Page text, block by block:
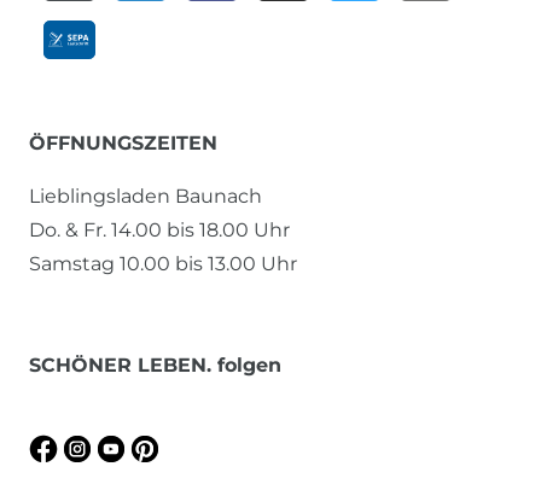
ÖFFNUNGSZEITEN
Lieblingsladen Baunach
Do. & Fr. 14.00 bis 18.00 Uhr
Samstag 10.00 bis 13.00 Uhr
SCHÖNER LEBEN. folgen